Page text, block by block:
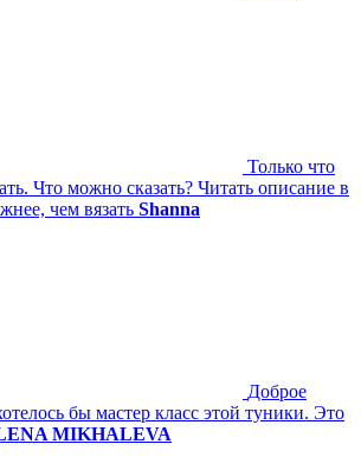
Только что
Что можно сказать? Читать описание в
чем вязать Shanna
Доброе
бы мастер класс этой туники. Это
MIKHALEVA